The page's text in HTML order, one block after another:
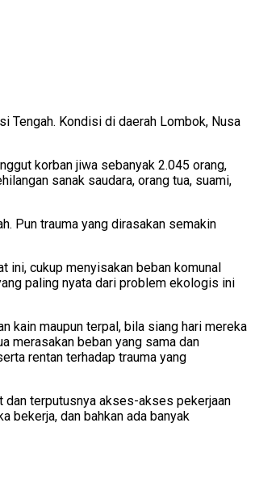
Tengah. Kondisi di daerah Lombok, Nusa
korban jiwa sebanyak 2.045 orang,
sanak saudara, orang tua, suami,
Pun trauma yang dirasakan semakin
ini, cukup menyisakan beban komunal
paling nyata dari problem ekologis ini
kain maupun terpal, bila siang hari mereka
merasakan beban yang sama dan
rentan terhadap trauma yang
dan terputusnya akses-akses pekerjaan
bekerja, dan bahkan ada banyak